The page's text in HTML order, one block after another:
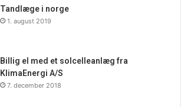
Tandlæge i norge
1. august 2019
Billig el med et solcelleanlæg fra
KlimaEnergi A/S
7. december 2018